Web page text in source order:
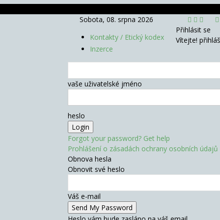
Sobota, 08. srpna 2026
Kontakty / Etický kodex
Inzerce
Přihlásit se
Vítejte!
vaše uživatelské jméno
heslo
Forgot your password? Get help
Prohlášení o zásadách ochrany osobních údajů
Obnova hesla
Obnovit své heslo
Váš e-mail